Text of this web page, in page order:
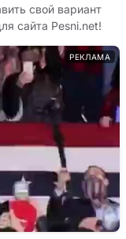
свой вариант
сайта Pesni.net!
РЕКЛАМА